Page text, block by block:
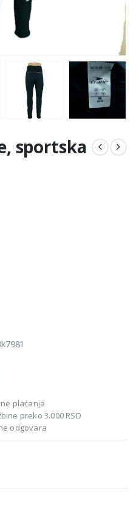
sportska
plaćanja
preko 3.000 RSD
odgovara